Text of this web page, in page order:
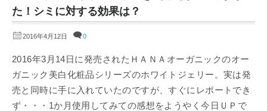
た！シミに対する効果は？
2016年4月12日 0
2016年3月14日に発売されたＨＡＮＡオーガニックのオー
ガニック美白化粧品シリーズのホワイトジェリー。実は発
売と同時に手に入れていたのですが、すぐにレポートでき
ず・・・1か月使用してみての感想をようやく今日ＵＰで